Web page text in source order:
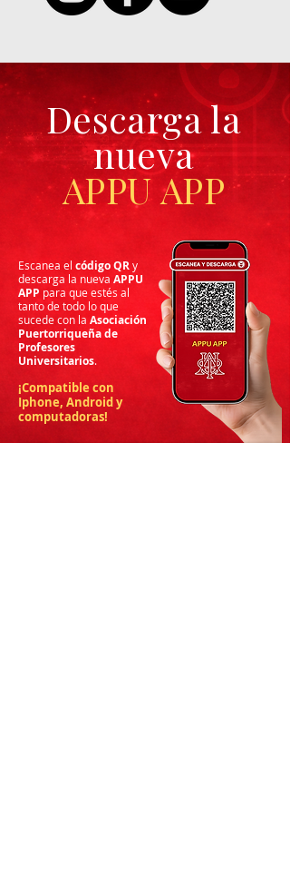
Descarga la
nueva
APPU APP
Escanea el código QRy
descarga la nueva APPU
APP para que estés al
tanto de todo lo que
sucede con la Asociación
Puertorriqueña de
Profesores
Universitarios.
¡Compatible con
Iphone, Android y
computadoras!